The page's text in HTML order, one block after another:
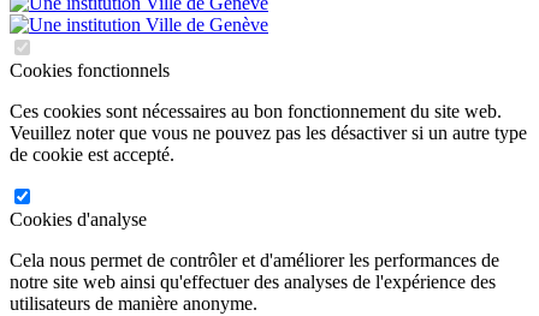
Cookies fonctionnels
Ces cookies sont nécessaires au bon fonctionnement du site web.
Veuillez noter que vous ne pouvez pas les désactiver si un autre type
de cookie est accepté.
Cookies d'analyse
Cela nous permet de contrôler et d'améliorer les performances de
notre site web ainsi qu'effectuer des analyses de l'expérience des
utilisateurs de manière anonyme.